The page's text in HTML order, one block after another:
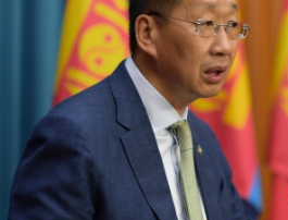
Эдийн засаг
Үзэл бодол
Спорт
Нийгэм
Дэлхий